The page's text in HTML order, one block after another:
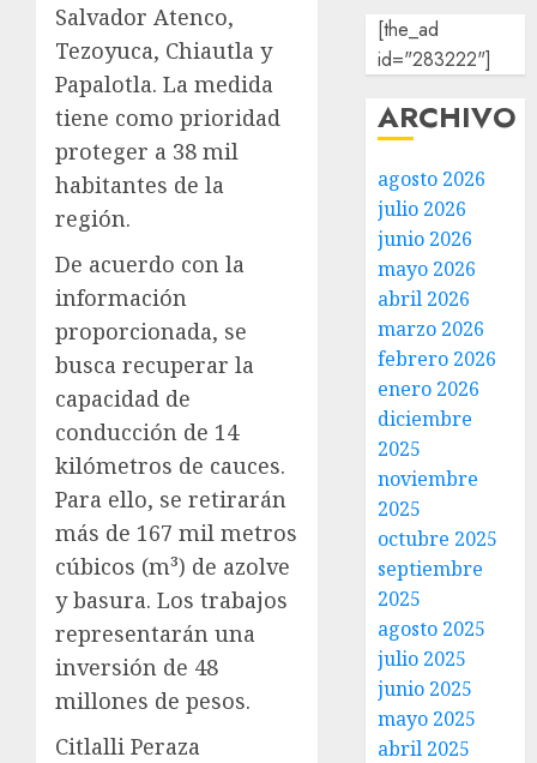
Salvador Atenco,
Tezoyuca, Chiautla y
Papalotla. La medida
tiene como prioridad
proteger a 38 mil
habitantes de la
región.
De acuerdo con la
información
proporcionada, se
busca recuperar la
capacidad de
conducción de 14
kilómetros de cauces.
Para ello, se retirarán
más de 167 mil metros
cúbicos (m³) de azolve
y basura. Los trabajos
representarán una
inversión de 48
millones de pesos.
Citlalli Peraza
[the_ad
id="283222"]
ARCHIVO
agosto 2026
julio 2026
junio 2026
mayo 2026
abril 2026
marzo 2026
febrero 2026
enero 2026
diciembre
2025
noviembre
2025
octubre 2025
septiembre
2025
agosto 2025
julio 2025
junio 2025
mayo 2025
abril 2025